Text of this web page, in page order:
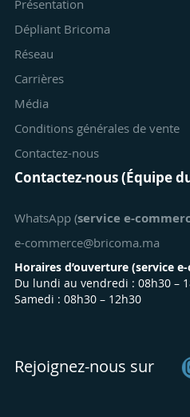
Présentation
Dépliant Bricoma
Réseau
Carrières
Média
Conditions générales de vente
Contactez-nous
Contactez-nous (Équipe
WhatsApp (service e-
e-commerce@bricoma.ma
Horaires d’ouverture (service
Du lundi au vendredi : 08h30 –
Samedi : 08h30 – 12h30
Rejoignez-nous sur